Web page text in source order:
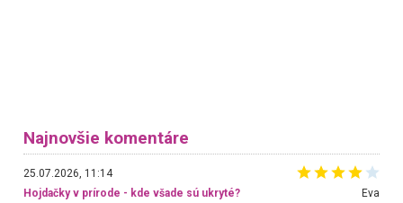
Najnovšie komentáre
25.07.2026, 11:14
Hojdačky v prírode - kde všade sú ukryté?
Eva